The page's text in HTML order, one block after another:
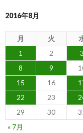
2016年8月
月 火
1
2 3
8
9
15
16
22
23
29
30
« 7月